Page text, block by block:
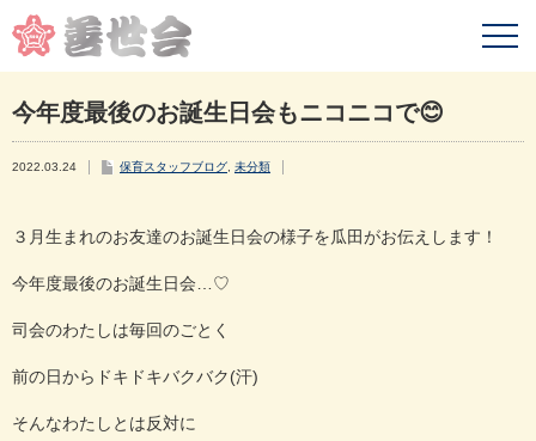
今年度最後のお誕生日会もニコニコで😊
2022.03.24 保育スタッフブログ 未分類
３月生まれのお友達のお誕生日会の様子を瓜田がお伝えします！
今年度最後のお誕生日会 …♡
司会のわたしは毎回のごとく
前の日からドキドキバクバク(汗)
そんなわたしとは反対に